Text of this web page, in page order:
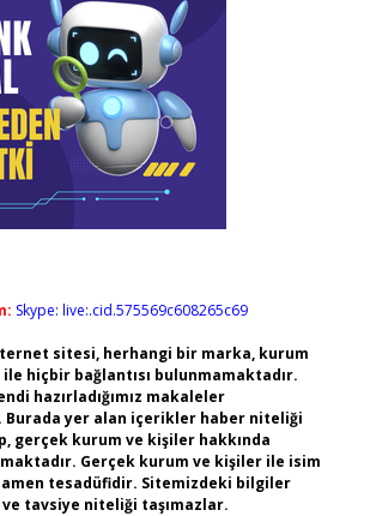
Skype: live:.cid.575569c608265c69
sitesi, herhangi bir marka, kurum
hiçbir bağlantısı bulunmamaktadır.
hazırladığımız makaleler
Burada yer alan içerikler haber niteliği
gerçek kurum ve kişiler hakkında
Gerçek kurum ve kişiler ile isim
tesadüfidir. Sitemizdeki bilgiler
tavsiye niteliği taşımazlar.